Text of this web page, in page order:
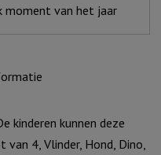
moment van het jaar
kinderen kunnen deze
van 4, Vlinder, Hond, Dino,